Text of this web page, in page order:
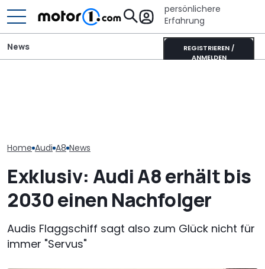
persönlichere
Erfahrung
REGISTRIEREN /
ANMELDEN
News
Home Audi A8 News
Exklusiv: Audi A8 erhält bis
2030 einen Nachfolger
Audis Flaggschiff sagt also zum Glück nicht für
immer "Servus"